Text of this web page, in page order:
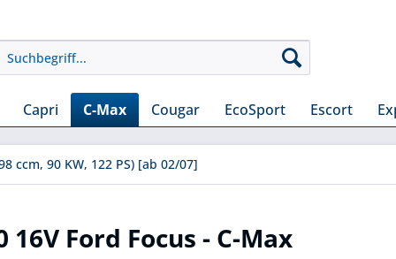
Capri C-Max Cougar EcoSport Escort
ccm, 90 KW, 122 PS) [ab 02/07]
Ford Focus - C-Max